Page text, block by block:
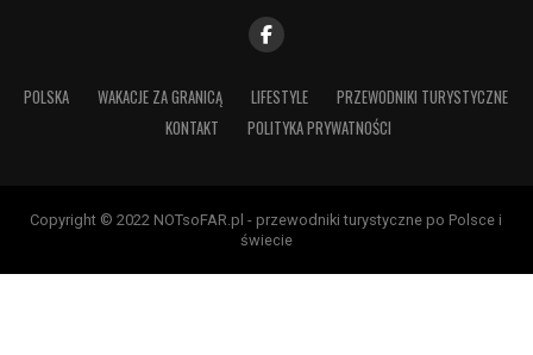
POLSKA WAKACJE ZA GRANICĄ LIFESTYLE
PRZEWODNIKI TURYSTYCZNE
KONTAKT
POLITYKA PRYWATNOŚCI
Copyright © 2022 NOTsoFAR.pl - przewodniki turystyczne po Polsce i
świecie